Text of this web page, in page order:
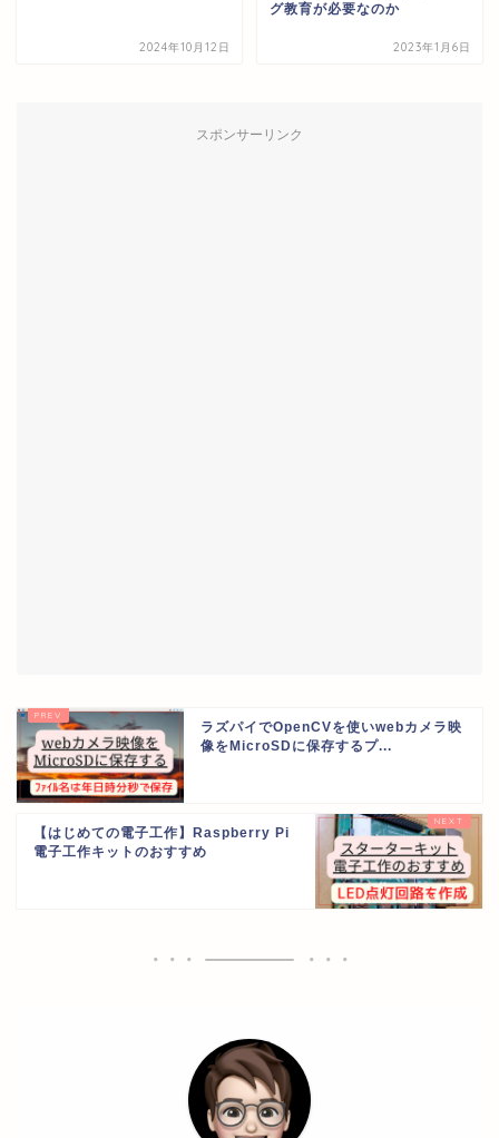
2024年10月12日
グ教育が必要なのか
2023年1月6日
スポンサーリンク
ラズパイでOpenCVを使いwebカメラ映
像をMicroSDに保存するプ...
【はじめての電子工作】Raspberry Pi
電子工作キットのおすすめ